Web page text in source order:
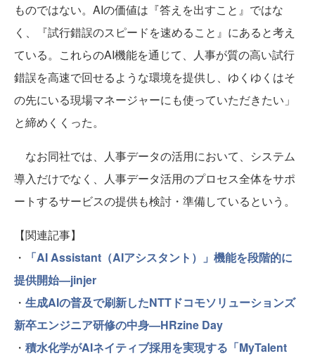
ものではない。AIの価値は『答えを出すこと』ではな
く、『試行錯誤のスピードを速めること』にあると考え
ている。これらのAI機能を通じて、人事が質の高い試行
錯誤を高速で回せるような環境を提供し、ゆくゆくはそ
の先にいる現場マネージャーにも使っていただきたい」
と締めくくった。
なお同社では、人事データの活用において、システム
導入だけでなく、人事データ活用のプロセス全体をサポ
ートするサービスの提供も検討・準備しているという。
【関連記事】
・
「AI Assistant（AIアシスタント）」機能を段階的に
提供開始—jinjer
・ 生成AIの普及で刷新したNTTドコモソリューションズ
新卒エンジニア研修の中身—HRzine Day
・ 積水化学がAIネイティブ採用を実現する「MyTalent